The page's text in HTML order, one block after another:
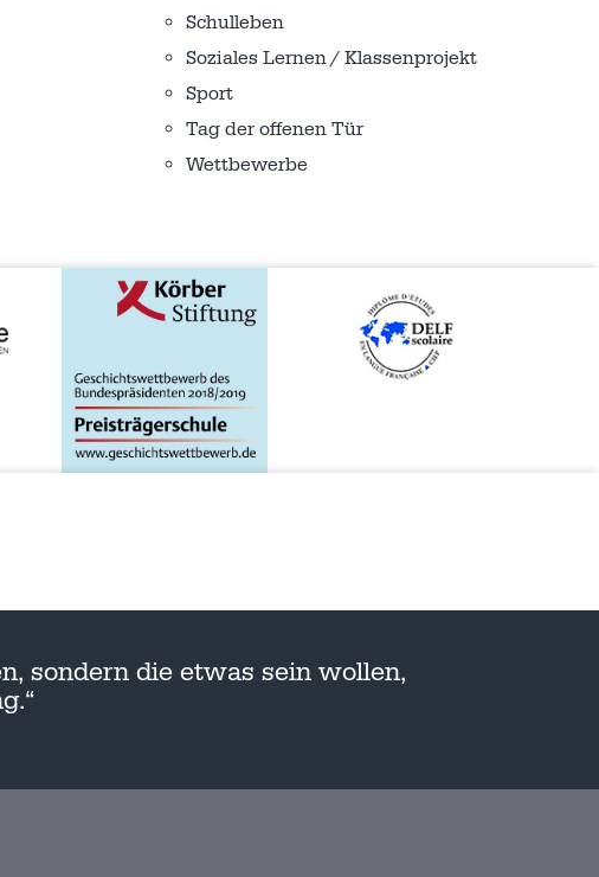
Schulleben
Soziales Lernen / Klassenprojekt
Sport
Tag der offenen Tür
Wettbewerbe
sondern die etwas sein wollen,